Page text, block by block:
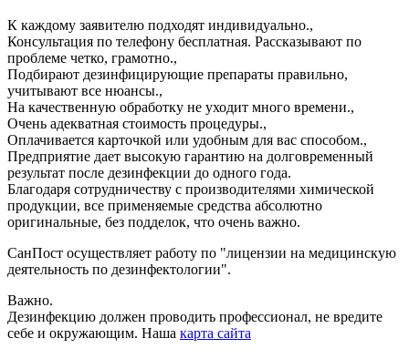
К каждому заявителю подходят индивидуально.,
Консультация по телефону бесплатная. Рассказывают по
проблеме четко, грамотно.,
Подбирают дезинфицирующие препараты правильно,
учитывают все нюансы.,
На качественную обработку не уходит много времени.,
Очень адекватная стоимость процедуры.,
Оплачивается карточкой или удобным для вас способом.,
Предприятие дает высокую гарантию на долговременный
результат после дезинфекции до одного года.
Благодаря сотрудничеству с производителями химической
продукции, все применяемые средства абсолютно
оригинальные, без подделок, что очень важно.
СанПост осуществляет работу по "лицензии на медицинскую
деятельность по дезинфектологии".
Важно.
Дезинфекцию должен проводить профессионал, не вредите
себе и окружающим. Наша карта сайта